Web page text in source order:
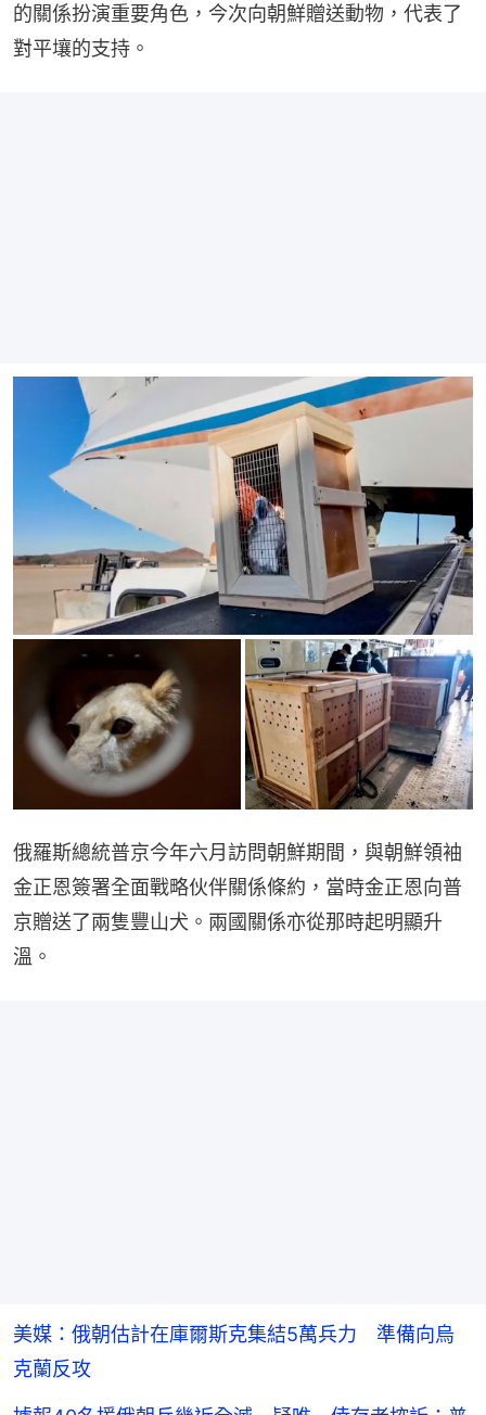
的關係扮演重要角色，今次向朝鮮贈送動物，代表了
對平壤的支持。
俄羅斯總統普京今年六月訪問朝鮮期間，與朝鮮領袖
金正恩簽署全面戰略伙伴關係條約，當時金正恩向普
京贈送了兩隻豐山犬。兩國關係亦從那時起明顯升
溫。
美媒：俄朝估計在庫爾斯克集結5萬兵力 準備向烏
克蘭反攻